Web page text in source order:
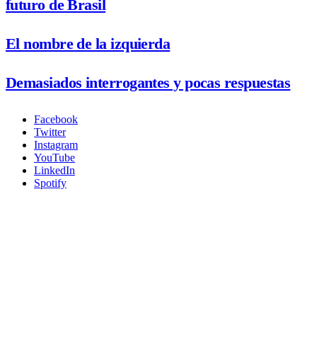
futuro de Brasil
El nombre de la izquierda
Demasiados interrogantes y pocas respuestas
Facebook
Twitter
Instagram
YouTube
LinkedIn
Spotify